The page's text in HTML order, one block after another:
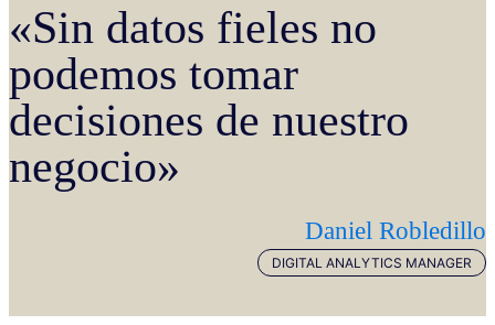
«Sin datos fieles no
podemos tomar
decisiones de nuestro
negocio»
Daniel Robledillo
DIGITAL ANALYTICS MANAGER